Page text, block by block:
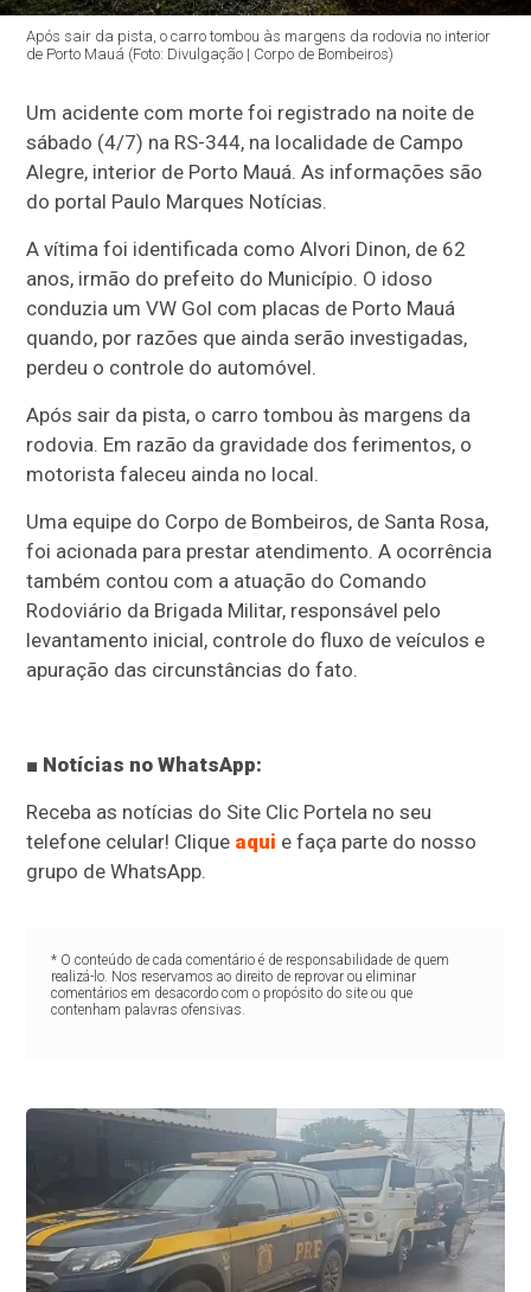
Após sair da pista, o carro tombou às margens da rodovia no interior
de Porto Mauá (Foto: Divulgação | Corpo de Bombeiros)
Um acidente com morte foi registrado na noite de
sábado (4/7) na RS-344, na localidade de Campo
Alegre, interior de Porto Mauá. As informações são
do portal Paulo Marques Notícias.
A vítima foi identificada como Alvori Dinon, de 62
anos, irmão do prefeito do Município. O idoso
conduzia um VW Gol com placas de Porto Mauá
quando, por razões que ainda serão investigadas,
perdeu o controle do automóvel.
Após sair da pista, o carro tombou às margens da
rodovia. Em razão da gravidade dos ferimentos, o
motorista faleceu ainda no local.
Uma equipe do Corpo de Bombeiros, de Santa Rosa,
foi acionada para prestar atendimento. A ocorrência
também contou com a atuação do Comando
Rodoviário da Brigada Militar, responsável pelo
levantamento inicial, controle do fluxo de veículos e
apuração das circunstâncias do fato.
■ Notícias no WhatsApp:
Receba as notícias do Site Clic Portela no seu
telefone celular! Clique aqui e faça parte do nosso
grupo de WhatsApp.
* O conteúdo de cada comentário é de responsabilidade de quem
realizá-lo. Nos reservamos ao direito de reprovar ou eliminar
comentários em desacordo com o propósito do site ou que
contenham palavras ofensivas.